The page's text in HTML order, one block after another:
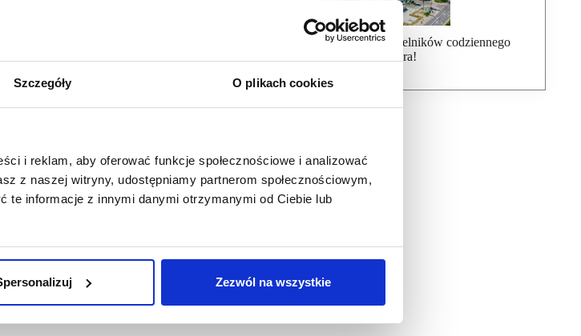
Szczegóły O plikach cookies
i reklam, aby oferować funkcje społecznościowe i analizować
z naszej witryny, udostępniamy partnerom społecznościowym,
te informacje z innymi danymi otrzymanymi od Ciebie lub
Zezwól na wszystkie
dzieci. W minionym roku
potwierdziły operacyjną
zarządczego.
James Cotton, CEO Xtreme
tej skali w kolejnych latach”.
elementem strategii było
kluby w formacie fitness
sąsiedztwie zagłębi
dopasować ofertę
jak i właścicieli
Dołącz do ponad 7000 czytelników codziennego
newslettera!